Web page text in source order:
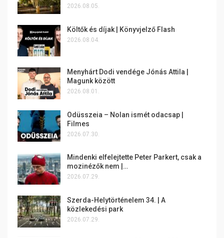
2026.08.05.
Költők és díjak | Könyvjelző Flash
2026.08.04.
Menyhárt Dodi vendége Jónás Attila |
Magunk között
2026.08.01.
Odüsszeia – Nolan ismét odacsap |
Filmes
2026.07.30.
Mindenki elfelejtette Peter Parkert, csak a
mozinézők nem |…
2026.07.29.
Szerda-Helytörténelem 34. | A
közlekedési park
2026.07.29.